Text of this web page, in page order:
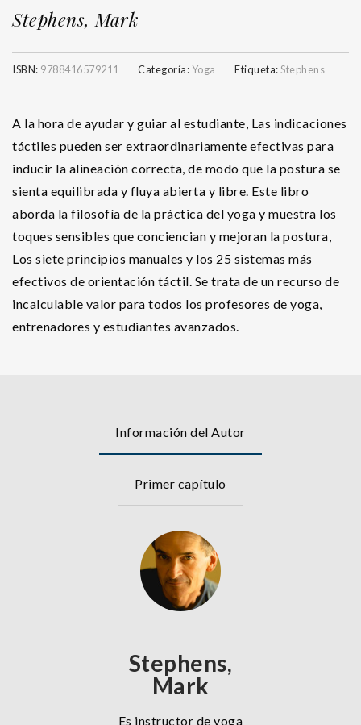
Stephens, Mark
ISBN: 9788416579211 Categoría:Yoga Etiqueta:Stephens
A la hora de ayudar y guiar al estudiante, Las indicaciones
táctiles pueden ser extraordinariamente efectivas para
inducir la alineación correcta, de modo que la postura se
sienta equilibrada y fluya abierta y libre. Este libro
aborda la filosofía de la práctica del yoga y muestra los
toques sensibles que conciencian y mejoran la postura,
Los siete principios manuales y los 25 sistemas más
efectivos de orientación táctil. Se trata de un recurso de
incalculable valor para todos los profesores de yoga,
entrenadores y estudiantes avanzados.
Información del Autor
Primer capítulo
Stephens,
Mark
Es instructor de yoga